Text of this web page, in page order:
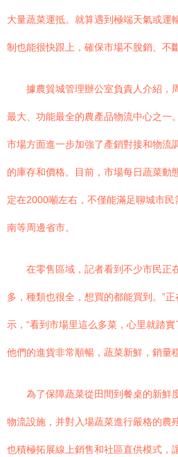
大量蔬菜運抵。就算遇到極端天氣或運
制也能很快跟上，確保市場不脫銷、不
據農貿城管理辦公室負責人介紹，
最大、功能最全的農產品物流中心之一
市場方面進一步加強了產銷對接和物流
的庫存和價格。目前，市場每日蔬菜動
定在2000噸左右，不僅能滿足聊城市
南等周邊省市。
在零售區域，記者看到不少市民正
多，種類也很全，想買的都能買到。”
示，“看到市場里這么多菜，心里就踏實
他們的進貨非常順暢，蔬菜新鮮，銷量
為了保障蔬菜從田間到餐桌的新鮮
物流設施，并對入場蔬菜進行嚴格的農
也積極拓展線上銷售和社區直供模式，